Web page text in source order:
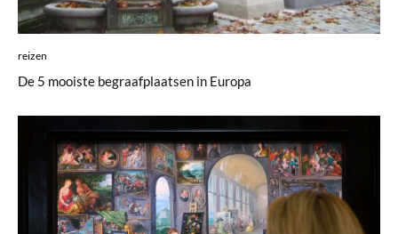
reizen
De 5 mooiste begraafplaatsen in Europa